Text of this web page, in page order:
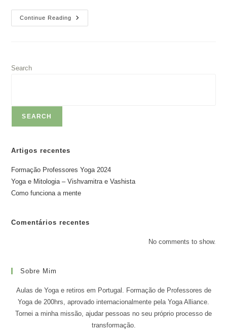
Continue Reading
Como
Funciona
Search
SEARCH
Artigos recentes
Formação Professores Yoga 2024
Yoga e Mitologia – Vishvamitra e Vashista
Como funciona a mente
Comentários recentes
No comments to show.
Sobre Mim
Aulas de Yoga e retiros em Portugal. Formação de Professores de
Yoga de 200hrs, aprovado internacionalmente pela Yoga Alliance.
Tornei a minha missão, ajudar pessoas no seu próprio processo de
transformação.